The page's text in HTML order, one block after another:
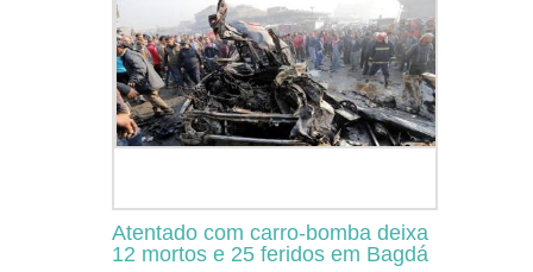
Atentado com carro-bomba deixa
12 mortos e 25 feridos em Bagdá